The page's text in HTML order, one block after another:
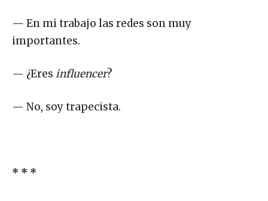
— En mi trabajo las redes son muy
importantes.
— ¿Eres influencer?
— No, soy trapecista.
* * *